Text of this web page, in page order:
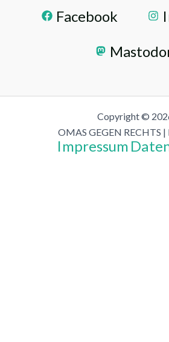
Facebook
Copyright ©
OMAS GEGEN RECHTS
Impressum